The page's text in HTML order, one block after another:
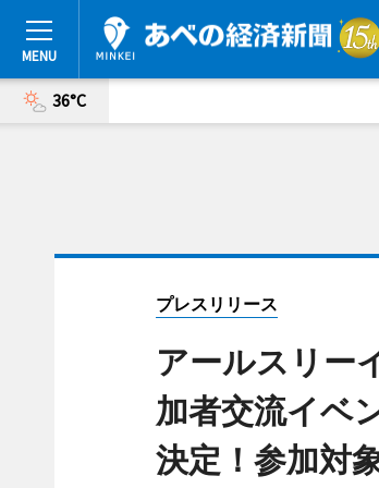
36°C
プレスリリース
アールスリー
加者交流イベ
決定！参加対